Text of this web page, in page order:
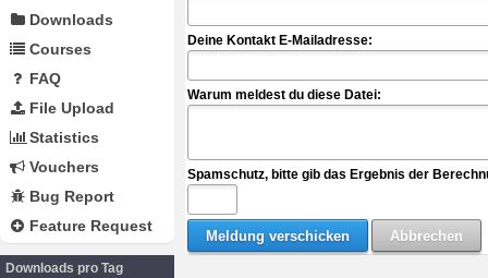
Downloads
Courses
FAQ
File Upload
Statistics
Vouchers
Bug Report
Feature Request
Downloads pro Tag
Deine Kontakt E-Mailadresse:
Warum meldest du diese Datei:
Spamschutz, bitte gib das Ergebnis der